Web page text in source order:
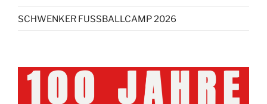
SCHWENKER FUSSBALLCAMP 2026